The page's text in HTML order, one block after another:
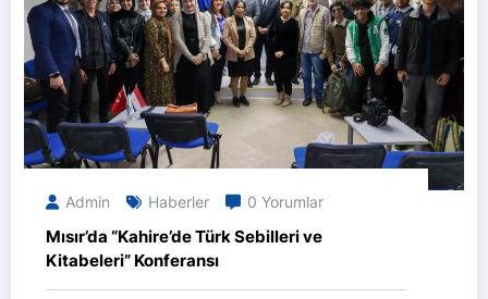
Admin Haberler 0 Yorumlar
Mısır’da “Kahire’de Türk Sebilleri ve
Kitabeleri” Konferansı